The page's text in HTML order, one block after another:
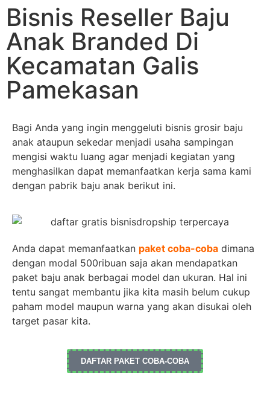
Bisnis Reseller Baju
Anak Branded Di
Kecamatan Galis
Pamekasan
Bagi Anda yang ingin menggeluti bisnis grosir baju
anak ataupun sekedar menjadi usaha sampingan
mengisi waktu luang agar menjadi kegiatan yang
menghasilkan dapat memanfaatkan kerja sama kami
dengan pabrik baju anak berikut ini.
Anda dapat memanfaatkan paket coba-coba dimana
dengan modal 500ribuan saja akan mendapatkan
paket baju anak berbagai model dan ukuran. Hal ini
tentu sangat membantu jika kita masih belum cukup
paham model maupun warna yang akan disukai oleh
target pasar kita.
DAFTAR PAKET COBA-COBA